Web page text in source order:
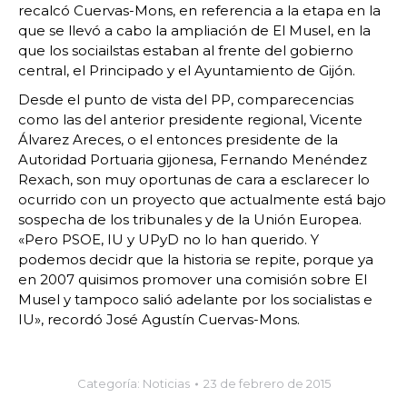
recalcó Cuervas-Mons, en referencia a la etapa en la
que se llevó a cabo la ampliación de El Musel, en la
que los sociailstas estaban al frente del gobierno
central, el Principado y el Ayuntamiento de Gijón.
Desde el punto de vista del PP, comparecencias
como las del anterior presidente regional, Vicente
Álvarez Areces, o el entonces presidente de la
Autoridad Portuaria gijonesa, Fernando Menéndez
Rexach, son muy oportunas de cara a esclarecer lo
ocurrido con un proyecto que actualmente está bajo
sospecha de los tribunales y de la Unión Europea.
«Pero PSOE, IU y UPyD no lo han querido. Y
podemos decidr que la historia se repite, porque ya
en 2007 quisimos promover una comisión sobre El
Musel y tampoco salió adelante por los socialistas e
IU», recordó José Agustín Cuervas-Mons.
Categoría: Noticias 23 de febrero de 2015